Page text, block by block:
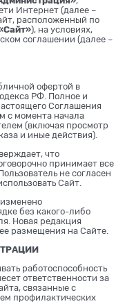
Интернет (далее –
расположенный по
), на условиях,
соглашении (далее –
офертой в
РФ. Полное и
Соглашения
с момента начала
(включая просмотр
и иные действия).
что
принимает все
не согласен
Сайт.
без какого-либо
Новая редакция
размещения на Сайте.
работоспособность
ответственности за
связанные с
профилактических